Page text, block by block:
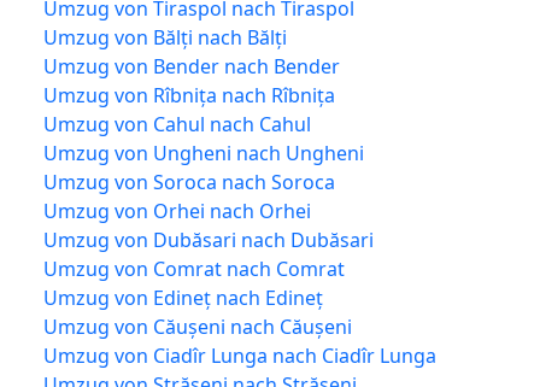
Umzug von Tiraspol nach Tiraspol
Umzug von Bălți nach Bălți
Umzug von Bender nach Bender
Umzug von Rîbnița nach Rîbnița
Umzug von Cahul nach Cahul
Umzug von Ungheni nach Ungheni
Umzug von Soroca nach Soroca
Umzug von Orhei nach Orhei
Umzug von Dubăsari nach Dubăsari
Umzug von Comrat nach Comrat
Umzug von Edineț nach Edineț
Umzug von Căușeni nach Căușeni
Umzug von Ciadîr Lunga nach Ciadîr Lunga